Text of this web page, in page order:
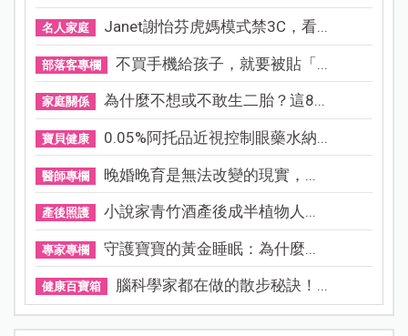
名人家庭 Janet謝怡芬虎媽模式禁3C，看...
部落客專欄 不買手機給孩子，就要被貼「...
家庭關係 為什麼不想或不敢生二胎？這8...
寶貝健康 0.05%阿托品近視控制眼藥水納...
醫師專欄 晚婚晚育是無法改變的現實，...
產後照護 小說家青竹酒產後成半植物人...
專家專欄 守護寶寶的黃金睡眠：為什麼...
健康百寶箱 腦科學家都在做的散步秘訣！...